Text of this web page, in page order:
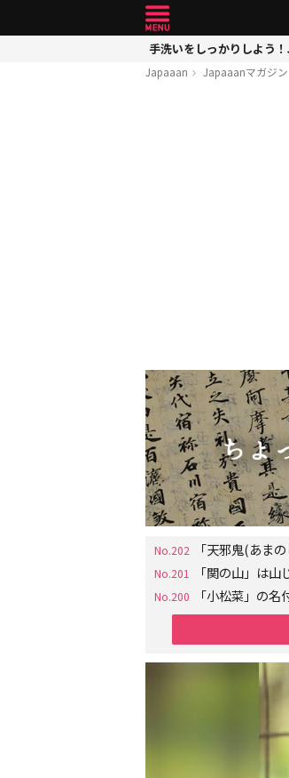
手洗いをしっかりしよう
Japaaan Japaaanマガジン
No.202 「天邪鬼(あま
No.201 「関の山」は
No.200
「小松菜」の